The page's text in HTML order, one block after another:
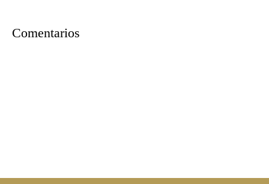
Comentarios